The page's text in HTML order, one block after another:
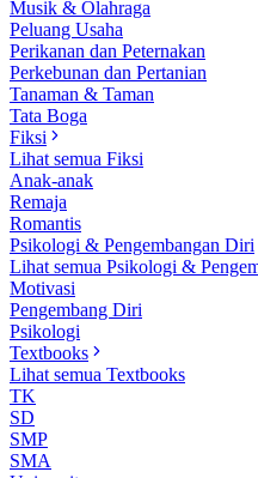
Musik & Olahraga
Peluang Usaha
Perikanan dan Peternakan
Perkebunan dan Pertanian
Tanaman & Taman
Tata Boga
Fiksi
Lihat semua Fiksi
Anak-anak
Remaja
Romantis
Psikologi & Pengembangan Diri
Lihat semua Psikologi &
Motivasi
Pengembang Diri
Psikologi
Textbooks
Lihat semua Textbooks
TK
SD
SMP
SMA